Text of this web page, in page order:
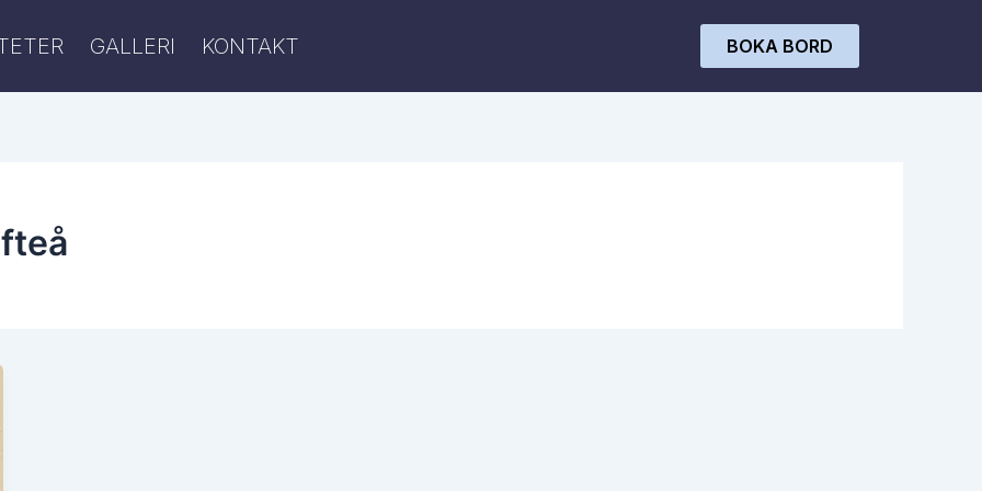
GALLERI KONTAKT BOKA BORD